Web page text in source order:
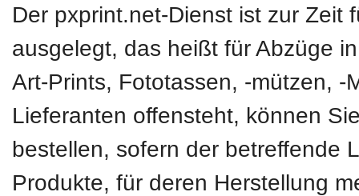
Der pxprint.net-Dienst ist zur Zeit
ausgelegt, das heißt für Abzüge
Art-Prints, Fototassen, -mützen, -
Lieferanten offensteht, können
bestellen, sofern der betreffende
Produkte, für deren Herstellung